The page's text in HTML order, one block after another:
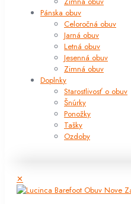
Pánska obuv
Celoročná obuv
Jarná obuv
Letná obuv
Jesenná obuv
Zimná obuv
Doplnky
Starostlivosť o obuv
Šnúrky
Ponožky
Tašky
Ozdoby
✕